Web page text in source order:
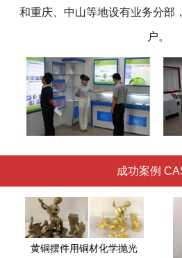
和重庆、中山等地设有业务分部
户。
成功案例
黄铜摆件用铜材化学抛光